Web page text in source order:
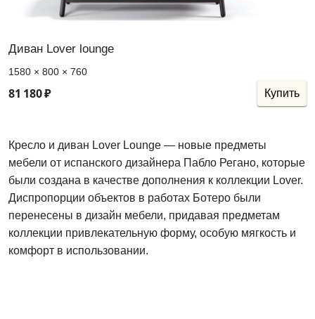
Диван Lover lounge
1580 × 800 × 760
81 180₽ Купить
Кресло и диван Lover Lounge — новые предметы
мебели от испанского дизайнера Пабло Регано, которые
были создана в качестве дополнения к коллекции Lover.
Диспропорции объектов в работах Ботеро были
перенесены в дизайн мебели, придавая предметам
коллекции привлекательную форму, особую мягкость и
комфорт в использовании.